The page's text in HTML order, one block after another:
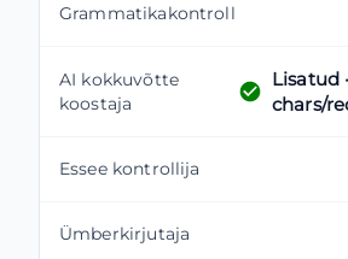
Grammatikakontroll
AI kokkuvõtte
koostaja
Lisatud
chars/
Essee kontrollija
Ümberkirjutaja